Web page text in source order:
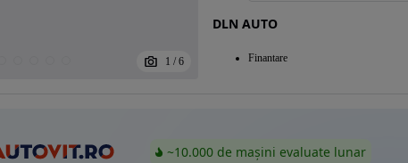
1 / 6
DLN AUTO
Finantare
~10.000 de mașini evaluate lunar